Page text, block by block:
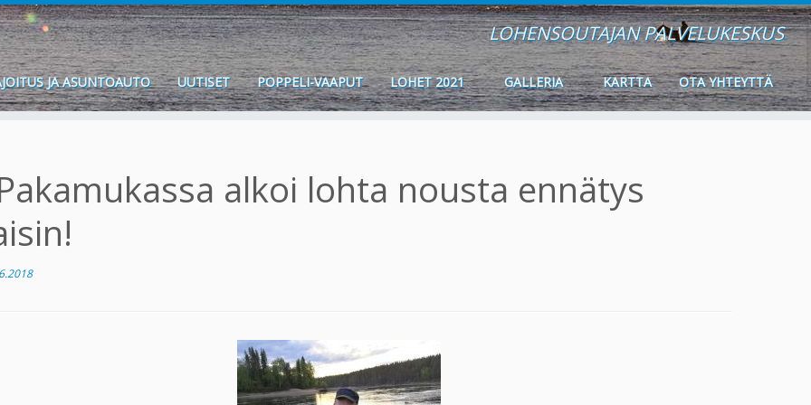
LOHENSOUTAJAN PALVELUKESKUS
JA ASUNTOAUTO UUTISET POPPELI-VAAPUT LOHET 2021 GALLERIA KARTTA OTA YHTEYTTÄ
alkoi lohta nousta ennätys